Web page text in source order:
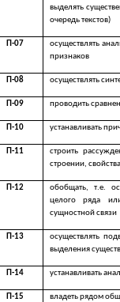
выделять
очередь текстов)
П-07
осуществлять
признаков
П-08 осуществлять
П-09 проводить
П-10 устанавливать
П-11
строить
строении,
П-12
обобщать, т.е.
целого ряда
сущностной связи
П-13
осуществлять
выделения
П-14 устанавливать
П-15 владеть рядом